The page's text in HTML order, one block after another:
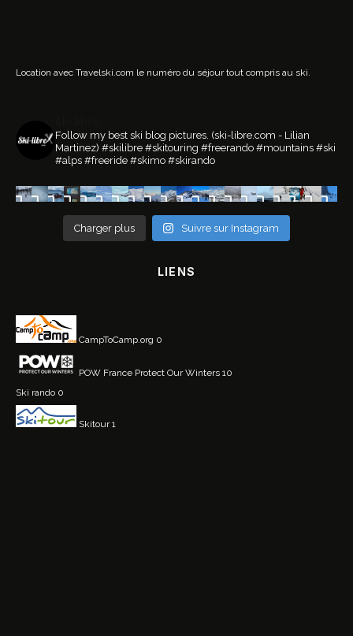
Location avec Travelski.com le numéro du séjour tout compris au ski.
Follow my best ski blog pictures. (ski-libre.com - Lilian
Martinez) #skilibre #skitouring #freerando #mountains #ski
#alps #freeride #skimo #skirando
Charger plus Suivre sur Instagram
LIENS
CampToCamp.org 0
POW France Protect Our Winters 10
Ski rando 0
Skitour1